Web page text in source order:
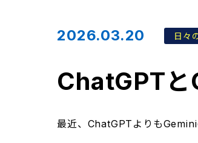
2026.03.20 日々
ChatGPT
最近、ChatGPTよりもGemini